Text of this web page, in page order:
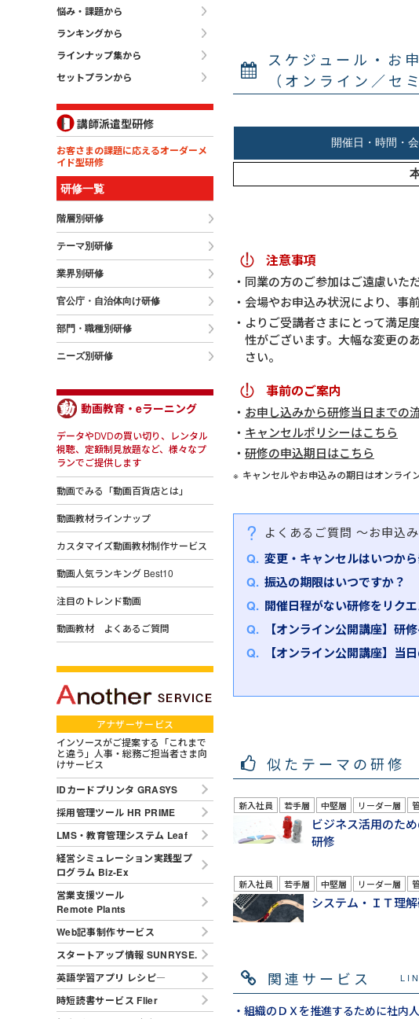
スケジュール・お
（オンライン／セ
注意事項
同業の方のご参加はご遠慮いた
会場やお申込み状況により、事
よりご受講者さまにとって満足
性がございます。大幅な変更の
さい。
事前のご案内
お申し込みから研修当日までの
キャンセルポリシーはこちら
研修の申込期日はこちら
キャンセルやお申込みの期日はオンライ
よくあるご質問 ～お申込
変更・キャンセルはいつか
振込の期限はいつですか？
開催日程がない研修をリク
【オンライン公開講座】研
【オンライン公開講座】当
似たテーマの研修
新入社員 若手層 中堅層 リーダー層
ビジネス活用のた
研修
新入社員 若手層 中堅層 リーダー層
システム・ＩＴ理
関連サービス
・組織のＤＸを推進するために社内
悩み・課題から
ランキングから
ラインナップ集から
セットプランから
講師派遣型研修
お客さまの課題に応えるオーダーメ
イド型研修
研修一覧
階層別研修
テーマ別研修
業界別研修
官公庁・自治体向け研修
部門・職種別研修
ニーズ別研修
動画教育・eラーニング
データやDVDの買い切り、レンタル
視聴、定額制見放題など、様々なプ
ランでご提供します
動画でみる「動画百貨店とは」
動画教材ラインナップ
カスタマイズ動画教材制作サービス
動画人気ランキング Best10
注目のトレンド動画
動画教材 よくあるご質問
アナザーサービス
インソースがご提案する「これまで
と違う」人事・総務ご担当者さま向
けサービス
IDカードプリンタ GRASYS
採用管理ツール HR PRIME
LMS・教育管理システム Leaf
経営シミュレーション実践型プ
ログラム Biz-Ex
営業支援ツール
Remote Plants
Web記事制作サービス
スタートアップ情報 SUNRYSE.
英語学習アプリ レシピ―
時短読書サービス Flier